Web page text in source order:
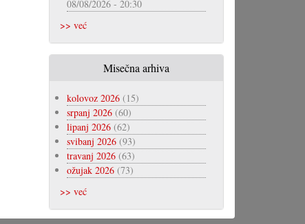
08/08/2026 - 20:30
>> već
Misečna arhiva
kolovoz 2026(15)
srpanj 2026(60)
lipanj 2026(62)
svibanj 2026(93)
travanj 2026(63)
ožujak 2026(73)
>> već